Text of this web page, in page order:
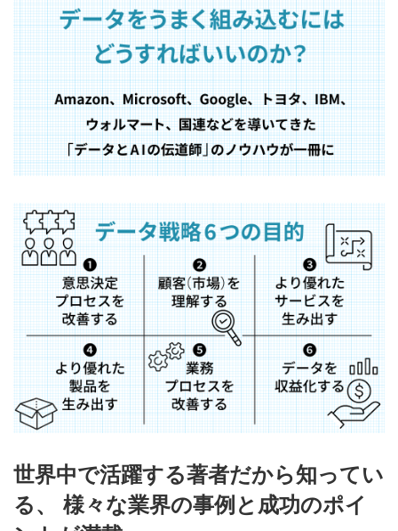
世界中で活躍する著者だから知ってい
る、 様々な業界の事例と成功のポイ